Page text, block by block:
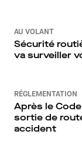
AU VOLANT
Sécurité
va surveiller
RÉGLEMENTATION
Après le
sortie de
accident